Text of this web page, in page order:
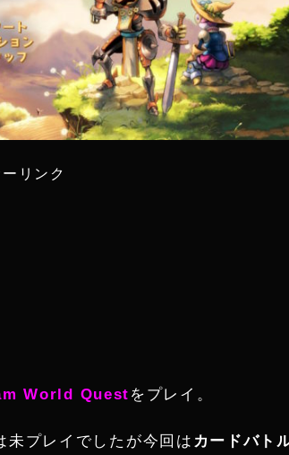
リンク
World Quest をプレイ。
プレイでしたが今回は カードバト